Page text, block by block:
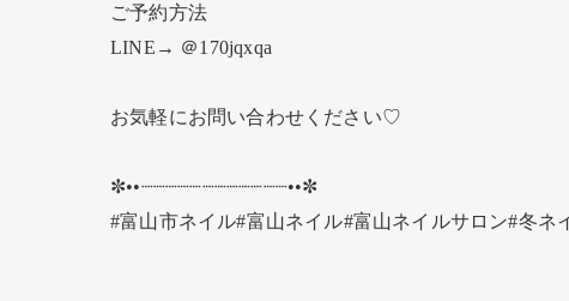
ご予約方法
LINE→ ＠170jqxqa
お気軽にお問い合わせください♡
✼••┈┈┈┈┈┈┈┈┈┈┈┈••✼
#富山市ネイル#富山ネイル#富山ネイルサロン#冬ネ